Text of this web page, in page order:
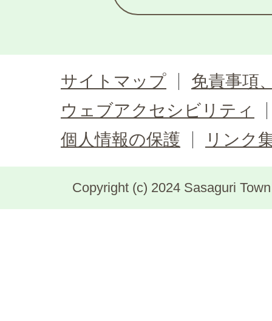
サイトマップ
免責事項
ウェブアクセシビリティ
個人情報の保護
リンク
Copyright (c) 2024 Sasaguri